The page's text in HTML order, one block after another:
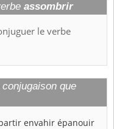
assombrir
le verbe
que
envahir épanouir